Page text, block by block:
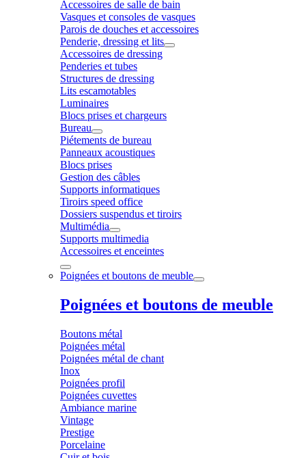
Accessoires de salle de bain
Vasques et consoles de vasques
Parois de douches et accessoires
Penderie, dressing et lits
Accessoires de dressing
Penderies et tubes
Structures de dressing
Lits escamotables
Luminaires
Blocs prises et chargeurs
Bureau
Piétements de bureau
Panneaux acoustiques
Blocs prises
Gestion des câbles
Supports informatiques
Tiroirs speed office
Dossiers suspendus et tiroirs
Multimédia
Supports multimedia
Accessoires et enceintes
Poignées et boutons de meuble
Poignées et boutons de meuble
Boutons métal
Poignées métal
Poignées métal de chant
Inox
Poignées profil
Poignées cuvettes
Ambiance marine
Vintage
Prestige
Porcelaine